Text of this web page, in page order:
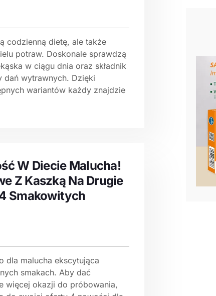
codzienną dietę, ale także
potraw. Doskonale sprawdzą
w ciągu dnia oraz składnik
dań wytrawnych. Dzięki
wariantów każdy znajdzie
W Diecie Malucha!
Z Kaszką Na Drugie
Smakowitych
dla malucha ekscytująca
smakach. Aby dać
więcej okazji do próbowania,